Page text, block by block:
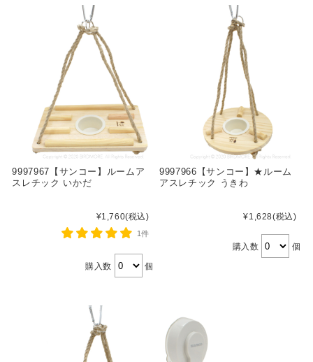
9997967【サンコー】ルームア
スレチック いかだ
¥1,760(税込)
1件
購入数 個
9997966【サンコー】★ルーム
アスレチック うきわ
¥1,628(税込)
購入数 個